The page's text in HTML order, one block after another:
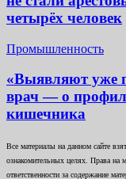
четырёх человек
Промышленность
«Выявляют уже
врач — о
кишечника
Все материалы на данном сайте
ознакомительных целях. Права на
ответственности за содержание